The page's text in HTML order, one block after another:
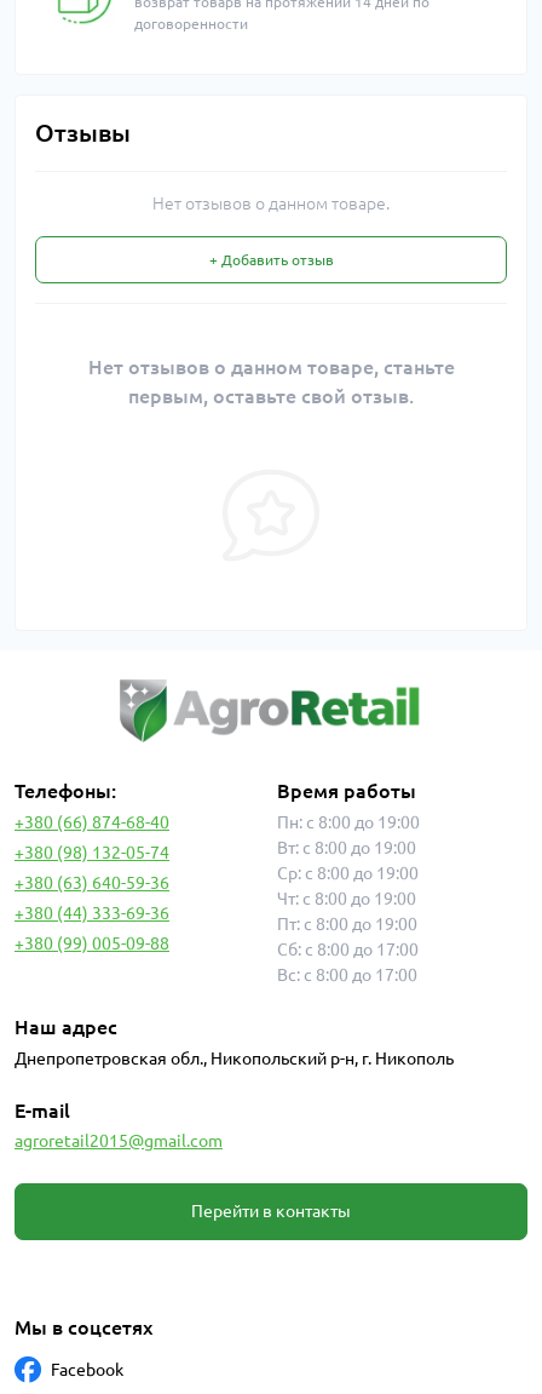
договоренности
Отзывы
Нет отзывов о данном товаре.
+ Добавить отзыв
Нет отзывов о данном товаре, станьте
первым, оставьте свой отзыв.
Телефоны:
+380 (66) 874-68-40
+380 (98) 132-05-74
+380 (63) 640-59-36
+380 (44) 333-69-36
+380 (99) 005-09-88
Время работы
Пн: с 8:00 до 19:00
Вт: с 8:00 до 19:00
Ср: с 8:00 до 19:00
Чт: с 8:00 до 19:00
Пт: с 8:00 до 19:00
Сб: с 8:00 до 17:00
Вс: с 8:00 до 17:00
Наш адрес
Днепропетровская обл., Никопольский р-н, г. Никополь
E-mail
agroretail2015@gmail.com
Перейти в контакты
Мы в соцсетях
Facebook